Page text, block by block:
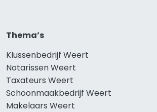
Thema’s
Klussenbedrijf Weert
Notarissen Weert
Taxateurs Weert
Schoonmaakbedrijf Weert
Makelaars Weert